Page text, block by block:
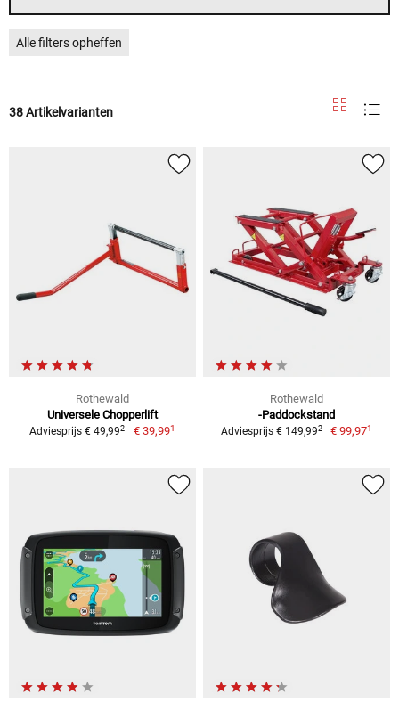
Alle filters opheffen
38 Artikelvarianten
Rothewald
Universele Chopperlift
Adviesprijs € 49,992 € 39,991
Rothewald
-Paddockstand
Adviesprijs € 149,992 € 99,971